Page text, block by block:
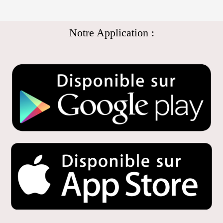
Notre Application :